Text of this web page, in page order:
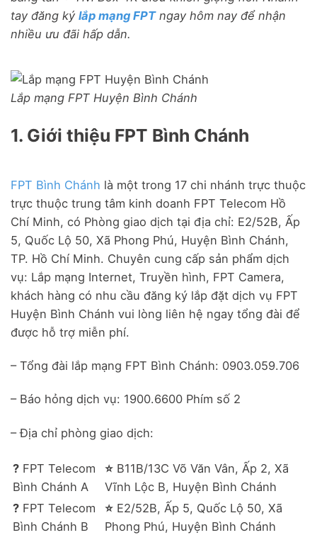
tay đăng ký lắp mạng FPTngay hôm nay để nhận
nhiều ưu đãi hấp dẫn.
Lắp mạng FPT Huyện Bình Chánh
1. Giới thiệu FPT Bình Chánh
FPT Bình Chánh là một trong 17 chi nhánh trực thuộc
trực thuộc trung tâm kinh doanh FPT Telecom Hồ
Chí Minh, có Phòng giao dịch tại địa chỉ: E2/52B, Ấp
5, Quốc Lộ 50, Xã Phong Phú, Huyện Bình Chánh,
TP. Hồ Chí Minh. Chuyên cung cấp sản phẩm dịch
vụ: Lắp mạng Internet, Truyền hình, FPT Camera,
khách hàng có nhu cầu đăng ký lắp đặt dịch vụ FPT
Huyện Bình Chánh vui lòng liên hệ ngay tổng đài để
được hỗ trợ miễn phí.
– Tổng đài lắp mạng FPT Bình Chánh: 0903.059.706
– Báo hỏng dịch vụ: 1900.6600 Phím số 2
– Địa chỉ phòng giao dịch:
?️ FPT Telecom
Bình Chánh A
⭐ B11B/13C Võ Văn Vân, Ấp 2, Xã
Vĩnh Lộc B, Huyện Bình Chánh
?️ FPT Telecom
Bình Chánh B
⭐ E2/52B, Ấp 5, Quốc Lộ 50, Xã
Phong Phú, Huyện Bình Chánh